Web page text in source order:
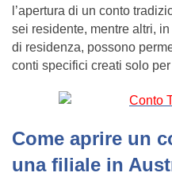
l’apertura di un conto
sei residente, mentre altri,
di residenza, possono
conti specifici creati solo
Come aprire un
una filiale in